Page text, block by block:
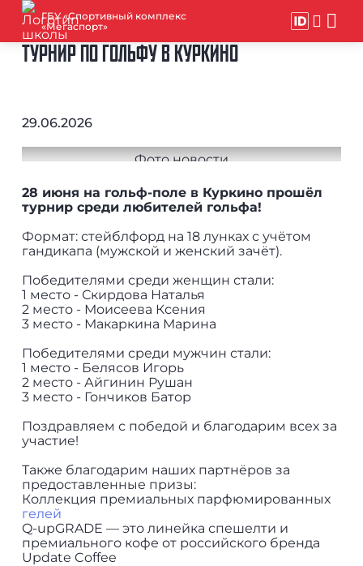
ГБУ «Спортивный комплекс
«Мегаспорт»
ТУРНИР ПО ГОЛЬФУ В КУРКИНО
29.06.2026
28 июня на гольф-поле в Куркино прошёл
турнир среди любителей гольфа!
Формат: стейблфорд на 18 лунках с учётом
гандикапа (мужской и женский зачёт).
Победителями среди женщин стали:
1 место - Скирдова Наталья
2 место - Моисеева Ксения
3 место - Макаркина Марина
Победителями среди мужчин стали:
1 место - Белясов Игорь
2 место - Айгинин Рушан
3 место - Гончиков Батор
Поздравляем с победой и благодарим всех за
участие!
Также благодарим наших партнёров за
предоставленные призы:
Коллекция премиальных парфюмированных
гелей
Q-upGRADE — это линейка спешелти и
премиального кофе от российского бренда
Update Coffee